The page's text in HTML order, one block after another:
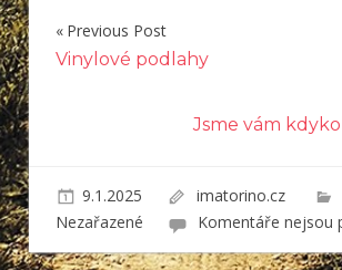
Navigace
pro
Previous Post
Vinylové podlahy
Jsme vám
9.1.2025
imatorino.cz
Nezařazené
Komentáře nejsou